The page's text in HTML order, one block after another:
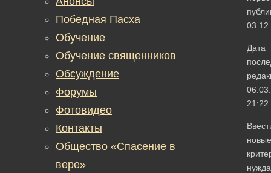
Дата
21:22
новые
Победная Пасха
Обучение
Обучение священников
Обсуждение
Форумы
Фотовидео
Контакты
Общество «Спасение в
вере»